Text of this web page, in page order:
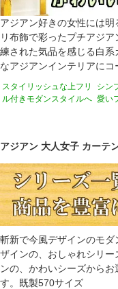
アジアン好きの女性には
リ布飾で彩ったプチアジ
練された気品を感じる白
なアジアンインテリアにコ
スタイリッシュな上フリ
ル付きモダンスタイルへ
シン
愛い
アジアン 大人女子 カーテ
斬新で今風デザインのモ
ザインの、おしゃれシリ
ンの、かわいシーズから
す。既製570サイズ